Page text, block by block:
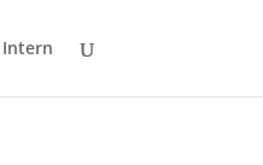
Intern